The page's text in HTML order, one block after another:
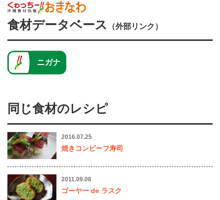
食材データベース （外部リンク）
ニガナ
同じ食材のレシピ
2016.07.25
焼きコンビーフ寿司
2011.09.08
ゴーヤー de ラスク